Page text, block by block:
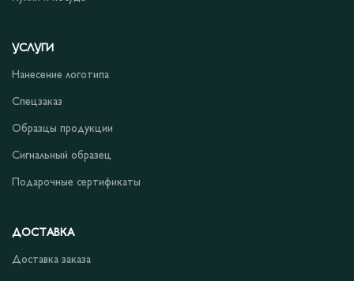
УСЛУГИ
Нанесение логотипа
Спецзаказ
Образцы продукции
Сигнальный образец
Подарочные сертификаты
ДОСТАВКА
Доставка заказа